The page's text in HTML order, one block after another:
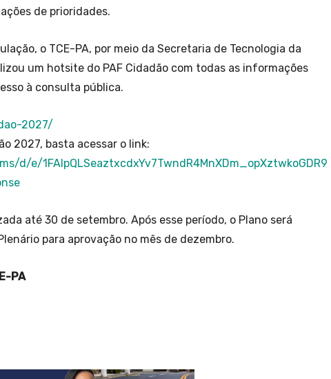
de prioridades.
o TCE-PA, por meio da Secretaria de Tecnologia da
um hotsite do PAF Cidadão com todas as informações
à consulta pública.
2027/
2027, basta acessar o link:
d/e/1FAIpQLSeaztxcdxYv7TwndR4MnXDm_opXztwkoGDR9
até 30 de setembro. Após esse período, o Plano será
para aprovação no mês de dezembro.
PA